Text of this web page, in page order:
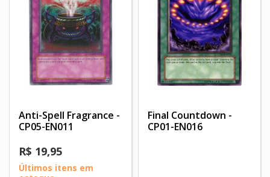
Anti-Spell Fragrance -
CP05-EN011
R$ 19,95
Últimos itens em
Final Countdown -
CP01-EN016